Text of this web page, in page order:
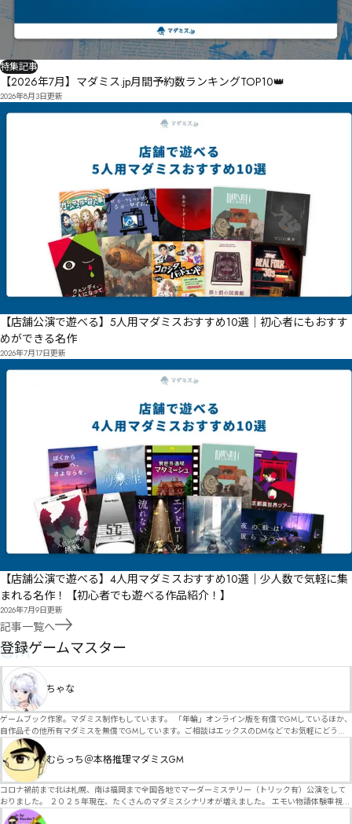
特集記事
【2026年7月】マダミス.jp月間予約数ランキングTOP10👑
2026年8月3日更新
【店舗公演で遊べる】5人用マダミスおすすめ10選｜初心者にもおすす
めができる名作
2026年7月17日更新
【店舗公演で遊べる】4人用マダミスおすすめ10選｜少人数で気軽に集
まれる名作！【初心者でも遊べる作品紹介！】
2026年7月9日更新
記事一覧へ
GM
登録ゲームマスター
ちゃな
ゲームブック作家。マダミス制作もしています。 「年輪」オンライン版を有償でGMしているほか、
自作品その他所有マダミスを無償でGMしています。ご相談はエックスのDMなどでお気軽にどう
ぞ。
むらっち＠本格推理マダミスGM
コロナ禍前まで北は札幌、南は福岡まで全国各地でマーダーミステリー（トリック有）公演をして
おりました。 ２０２５年現在、たくさんのマダミスシナリオが増えました。 エモい物語体験重視の
シナリオがマダミス・マーダーミステリーというジャンル名でたくさんあるため、そのようなシナ